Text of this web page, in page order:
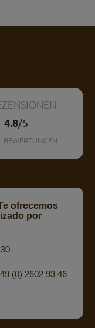
4.8/5
BEWERTUNGEN
ofrecemos
por
(0) 2602 93 46